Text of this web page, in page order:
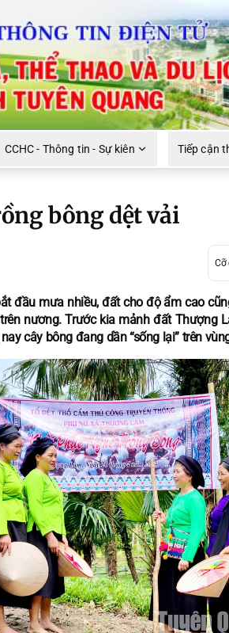
CCHC - Thông tin - Sự kiên Tiếp cận
bông dệt vải
Cỡ
đầu mưa nhiều, đất cho độ ẩm cao
nương. Trước kia mảnh đất Thượng
cây bông đang dần “sống lại” trên